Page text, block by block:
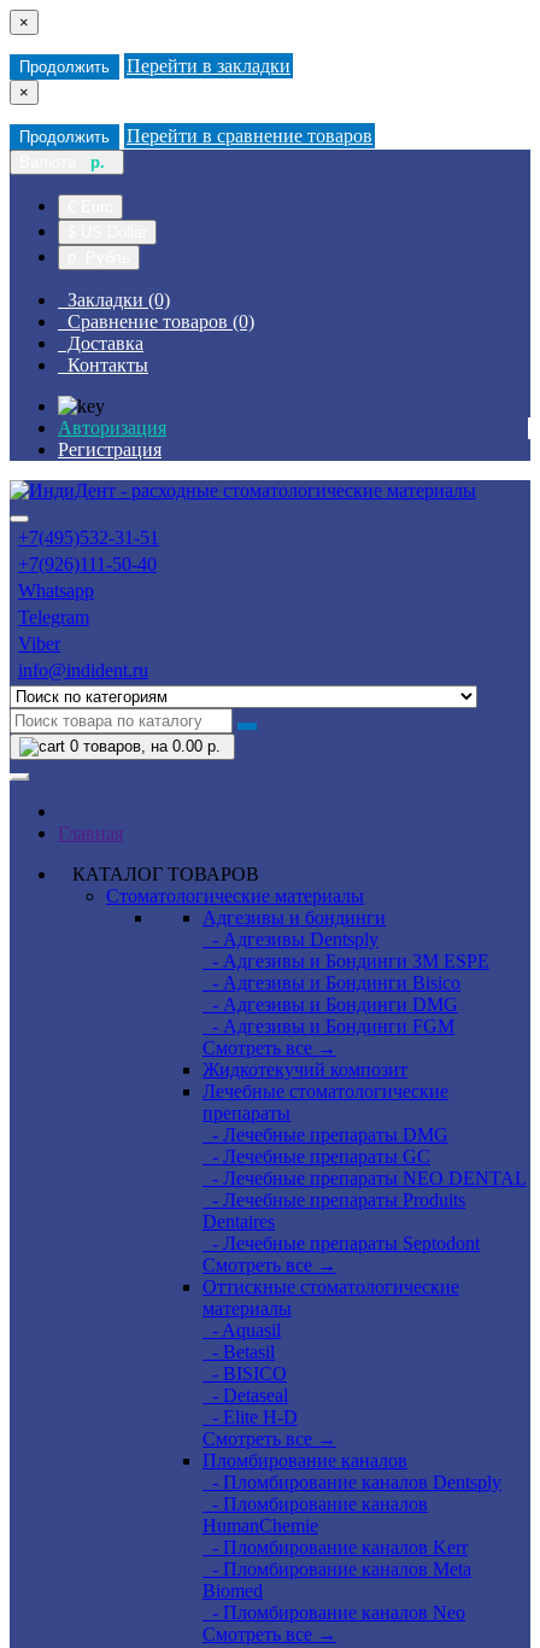
×
Продолжить Перейти в закладки
×
Продолжить Перейти в сравнение товаров
р.
Закладки (0)
Сравнение товаров (0)
Доставка
Контакты
Авторизация
Регистрация
+7(495)532-31-51
+7(926)111-50-40
Whatsapp
Telegram
Viber
info@indident.ru
0 товаров, на 0.00 р.
Главная
КАТАЛОГ ТОВАРОВ
Стоматологические материалы
Адгезивы и бондинги
- Адгезивы Dentsply
- Адгезивы и Бондинги 3M ESPE
- Адгезивы и Бондинги Bisico
- Адгезивы и Бондинги DMG
- Адгезивы и Бондинги FGM
Смотреть все →
Жидкотекучий композит
Лечебные стоматологические
препараты
- Лечебные препараты DMG
- Лечебные препараты GC
- Лечебные препараты NEO DENTAL
- Лечебные препараты Produits
Dentaires
- Лечебные препараты Septodont
Смотреть все →
Оттискные стоматологические
материалы
- Aquasil
- Betasil
- BISICO
- Detaseal
- Elite H-D
Смотреть все →
Пломбирование каналов
- Пломбирование каналов Dentsply
- Пломбирование каналов
HumanChemie
- Пломбирование каналов Kerr
- Пломбирование каналов Meta
Biomed
- Пломбирование каналов Neo
Смотреть все →